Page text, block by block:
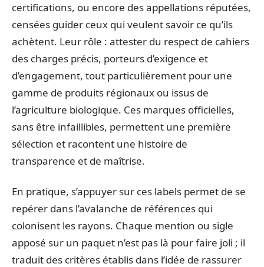
certifications, ou encore des appellations réputées,
censées guider ceux qui veulent savoir ce qu’ils
achètent. Leur rôle : attester du respect de cahiers
des charges précis, porteurs d’exigence et
d’engagement, tout particulièrement pour une
gamme de produits régionaux ou issus de
l’agriculture biologique. Ces marques officielles,
sans être infaillibles, permettent une première
sélection et racontent une histoire de
transparence et de maîtrise.
En pratique, s’appuyer sur ces labels permet de se
repérer dans l’avalanche de références qui
colonisent les rayons. Chaque mention ou sigle
apposé sur un paquet n’est pas là pour faire joli ; il
traduit des critères établis dans l’idée de rassurer